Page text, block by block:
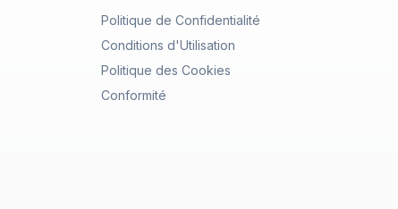
Politique de Confidentialité
Conditions d'Utilisation
Politique des Cookies
Conformité